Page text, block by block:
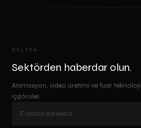
BÜLTEN
Sektörden haberdar olun.
Animasyon, video üretimi ve fuar
içgörüler.